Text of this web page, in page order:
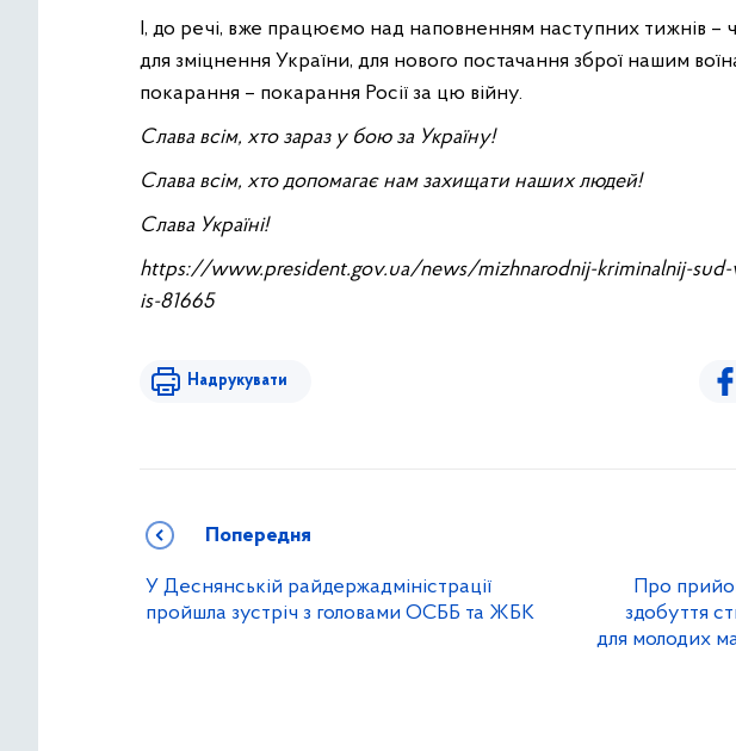
І, до речі, вже працюємо над наповненням наступних тижнів –
для зміцнення України, для нового постачання зброї нашим
покарання – покарання Росії за цю війну.
Слава всім, хто зараз у бою за Україну!
Слава всім, хто допомагає нам захищати наших людей!
Слава Україні!
https://www.president.gov.ua/news/mizhnarodnij-kriminalnij-
is-81665
Надрукувати
Попередня
У Деснянській райдержадміністрації
пройшла зустріч з головами ОСББ та ЖБК
Про
здобуття
для молодих